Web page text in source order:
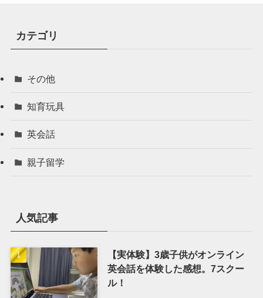
カテゴリ
その他
知育玩具
英会話
親子留学
人気記事
【実体験】3歳子供がオンライン
英会話を体験した感想。7スクー
ル！